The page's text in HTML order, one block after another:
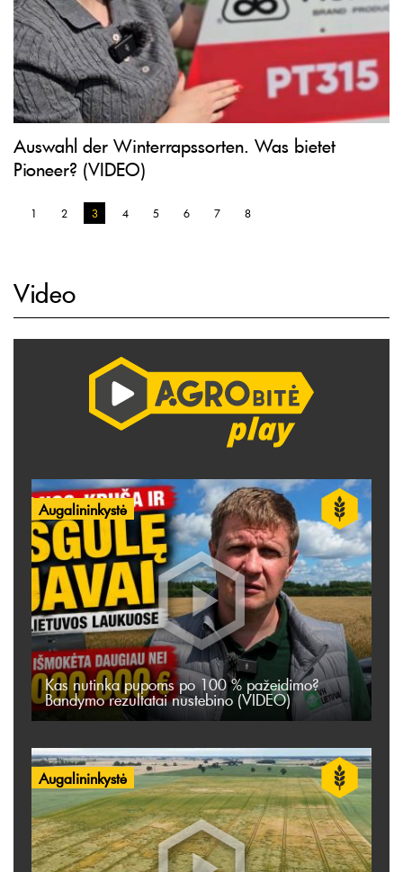
Auswahl der Winterrapssorten. Was bietet
Pioneer? (VIDEO)
1 2 3 4 5 6 7 8
Video
Augalininkystė
Kas nutinka pupoms po 100 % pažeidimo?
Bandymo rezultatai nustebino (VIDEO)
Augalininkystė